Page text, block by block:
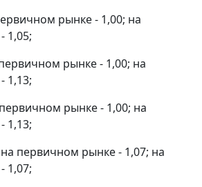
рынке - 1,00; на
1,05;
рынке - 1,00; на
1,13;
рынке - 1,00; на
1,13;
первичном рынке - 1,07; на
1,07;